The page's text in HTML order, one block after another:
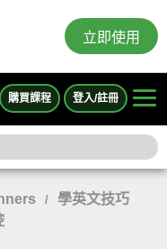
立即使用
購買課程 登入/註冊
/
學英文技巧